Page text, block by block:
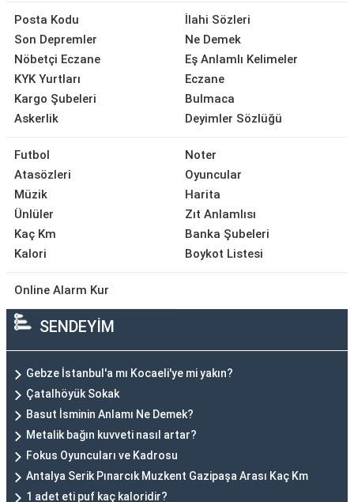
Posta Kodu
Son Depremler
Nöbetçi Eczane
KYK Yurtları
Kargo Şubeleri
Askerlik
İlahi Sözleri
Ne Demek
Eş Anlamlı Kelimeler
Eczane
Bulmaca
Deyimler Sözlüğü
Futbol
Atasözleri
Müzik
Ünlüler
Kaç Km
Kalori
Noter
Oyuncular
Harita
Zıt Anlamlısı
Banka Şubeleri
Boykot Listesi
Online Alarm Kur
SENDEYİM
Gebze İstanbul'a mı Kocaeli'ye mi yakın?
Çatalhöyük Sokak
Basut İsminin Anlamı Ne Demek?
Metalik bağın kuvveti nasıl artar?
Fokus Oyuncuları ve Kadrosu
Antalya Serik Pınarcık Muzkent Gazipaşa Arası Kaç Km
1 adet eti puf kaç kaloridir?